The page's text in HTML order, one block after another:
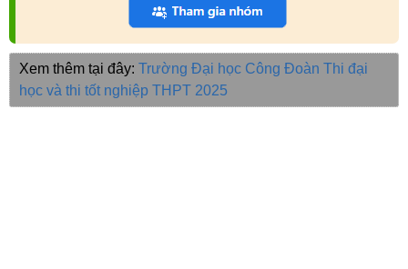
Xem thêm tại đây: Trường Đại học Công Đoàn Thi đại
học và thi tốt nghiệp THPT 2025